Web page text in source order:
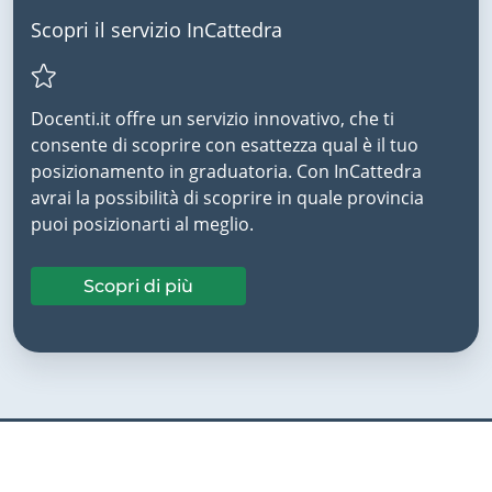
Scopri il servizio InCattedra
Docenti.it offre un servizio innovativo, che ti
consente di scoprire con esattezza qual è il tuo
posizionamento in graduatoria. Con InCattedra
avrai la possibilità di scoprire in quale provincia
puoi posizionarti al meglio.
Scopri di più